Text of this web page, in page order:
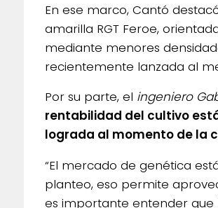
En ese marco, Cantó
amarilla RGT Feroe,
mediante menores
recientemente lanzada al
Por su parte, el ingeniero
rentabilidad del cultivo
lograda al momento de la
“El mercado de genética
planteo, eso permite
es importante entender que